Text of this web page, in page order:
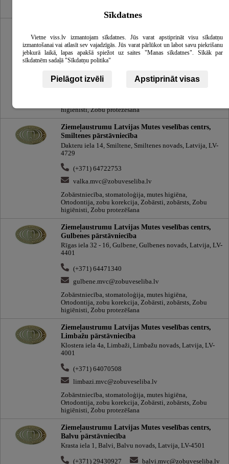
Madonas pārstāvniecība
Saieta laukums 10, Madona, Madonas novads, Latvija, LV-
4801
madona.mvc@zobuveseliba.lv
higiēnisti, Zobu protezēšana
Ziemeļaustrumu Latvijas Mutes veselības centrs,
Smiltenes pārstāvniecība
Dakteru iela 14, Smiltene, Smiltenes novads, Latvija, LV-
4729
(+371) 64722753
valka.mvc@zobuveseliba.lv
Zobārstniecība, stomatoloģija, mutes higiēna,
Ortodontija, zobu korekcija, Zobārsti, zobārsts, Zobu
higiēnisti, Zobu protezēšana
Ziemeļaustrumu Latvijas Mutes veselības centrs,
Gulbenes pārstāvniecība
Rīgas iela 32 - 16, Gulbene, Gulbenes novads, Latvija, LV-
4401
(+371) 64471340
gulbene.mvc@zobuveseliba.lv
Zobārstniecība, stomatoloģija, mutes higiēna,
Ortodontija, zobu korekcija, Zobārsti, zobārsts, Zobu
higiēnisti, Zobu protezēšana
Ziemeļaustrumu Latvijas Mutes veselības centrs,
Limbažu pārstāvniecība
Klostera iela 4a, Limbaži, Limbažu novads, Latvija, LV-
4001
(+371) 64070508
limbazi.mvc@zobuveseliba.lv
Zobārstniecība, stomatoloģija, mutes higiēna,
Ortodontija, zobu korekcija, Zobārsti, zobārsts, Zobu
higiēnisti, Zobu protezēšana
Ziemeļaustrumu Latvijas Mutes veselības centrs,
Balvu pārstāvniecība
Krasta iela 1, Balvi, Balvu novads, Latvija, LV-4501
(+371) 29430927
balvi.mvc@zobuveseliba.lv
Sīkdatnes
Vietne viss.lv izmantojam sīkdatnes. Jūs varat apstiprināt visu sīkdatņu
izmantošanai vai atlasīt sev vajadzīgās. Jūs varat pārlūkot un labot savu piekrišanu
jebkurā laikā, lapas apakšā spiežot uz saites "Manas sīkdatnes". Sīkāk par
sīkdatnēm sadaļā "Sīkdatņu politika"
Pielāgot izvēli Apstiprināt visas